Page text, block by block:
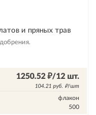
и пряных трав
1250.52 ₽/12 шт.
104.21 руб. ₽/шт
флакон
500